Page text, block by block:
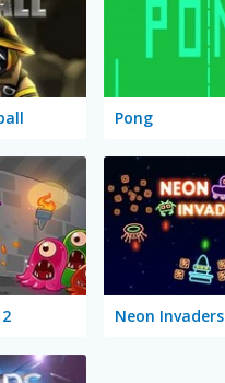
Pong
Neon Invaders